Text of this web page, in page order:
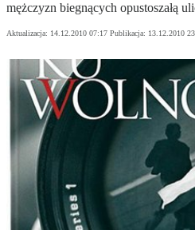
mężczyzn biegnących opustoszałą
Aktualizacja: 14.12.2010 07:17 Publikacja: 13.12.2010